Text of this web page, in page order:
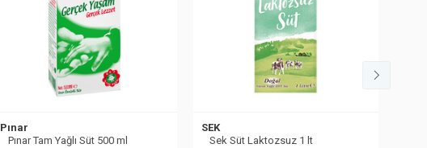
Pınar
Pınar Tam Yağlı Süt 500 ml
SEK
Sek Süt Laktozsuz 1 lt